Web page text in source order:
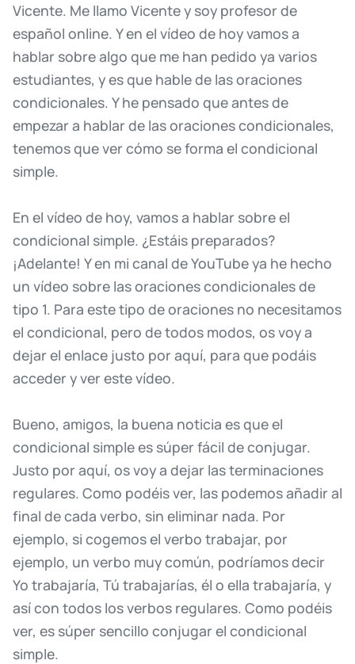
Vicente. Me llamo Vicentey soy profesor de
español online. Yen el vídeo de hoyvamosa
hablar sobrealgo que me han pedido ya varios
estudiantes, yesque hablede lasoraciones
condicionales. Yhe pensado queantesde
empezar a hablar de lasoracionescondicionales,
tenemosquever cómo seforma el condicional
simple.
En el vídeo de hoy, vamosa hablar sobreel
condicional simple. ¿Estáis preparados?
¡Adelante! Yen mi canal deYouTubeya he hecho
un vídeo sobre lasoracionescondicionalesde
tipo 1. Para estetipo deoraciones no necesitamos
el condicional, pero detodos modos, osvoya
dejar el enlace justo por aquí, para que podáis
acceder yver estevídeo.
Bueno, amigos, la buena noticia esqueel
condicional simplees súper fácil deconjugar.
Justo por aquí, osvoya dejar lasterminaciones
regulares. Como podéisver, las podemosañadir al
final decada verbo, sin eliminar nada. Por
ejemplo, si cogemosel verbo trabajar, por
ejemplo, un verbo muycomún, podríamosdecir
Yo trabajaría, Tú trabajarías, él o ella trabajaría, y
asícon todos losverbos regulares. Como podéis
ver, es súper sencillo conjugar el condicional
simple.